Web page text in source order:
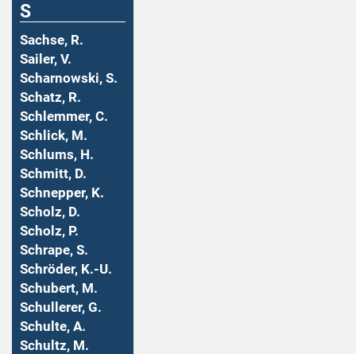
S
Sachse, R.
Sailer, V.
Scharnowski, S.
Schatz, R.
Schlemmer, C.
Schlick, M.
Schlums, H.
Schmitt, D.
Schnepper, K.
Scholz, D.
Scholz, P.
Schrape, S.
Schröder, K.-U.
Schubert, M.
Schullerer, G.
Schulte, A.
Schultz, M.